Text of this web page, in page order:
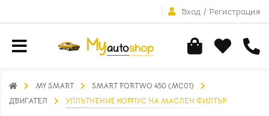
Вход / Регистрация
MY SMART
SMART FORTWO 450 (MC01)
ДВИГАТЕЛ
УПЛЪТНЕНИЕ КОРПУС НА МАСЛЕН ФИЛТЪР